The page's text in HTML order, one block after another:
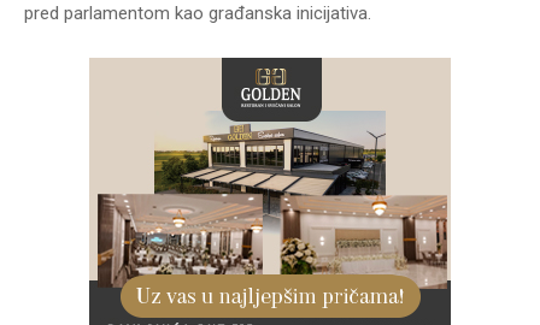
pred parlamentom kao građanska inicijativa.